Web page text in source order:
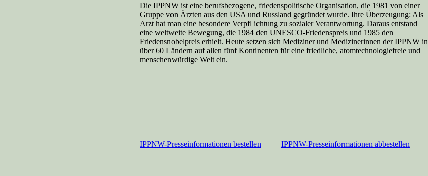
Die IPPNW ist eine berufsbezogene, friedenspolitische Organisation, die 1981 von einer
Gruppe von Ärzten aus den USA und Russland gegründet wurde. Ihre Überzeugung: Als
Arzt hat man eine besondere Verpfl ichtung zu sozialer Verantwortung. Daraus entstand
eine weltweite Bewegung, die 1984 den UNESCO-Friedenspreis und 1985 den
Friedensnobelpreis erhielt. Heute setzen sich Mediziner und Medizinerinnen der IPPNW in
über 60 Ländern auf allen fünf Kontinenten für eine friedliche, atomtechnologiefreie und
menschenwürdige Welt ein.
IPPNW-Presseinformationen bestellen IPPNW-Presseinformationen abbestellen